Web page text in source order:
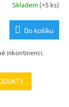
Skladem (>5 ks)
Do košíku
inkontinenci.